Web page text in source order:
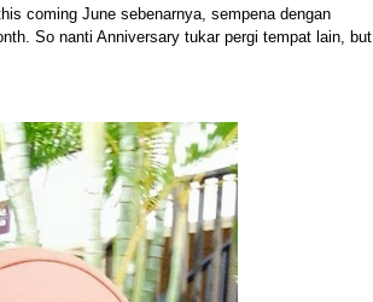
coming June sebenarnya, sempena dengan
So nanti Anniversary tukar pergi tempat lain, but